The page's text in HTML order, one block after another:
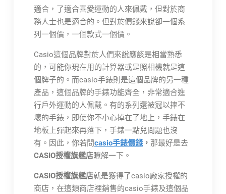
適合，了適合喜愛運動的人來佩戴，但對於商
務人士也是適合的。但對於價錢來說卻一個系
列一個價，一個款式一個價。
Casio這個品牌對於人們來說應該是相當熟悉
的，可能你現在用的計算器或是照相機就是這
個牌子的。而casio手錶則是這個品牌的另一種
產品，這個品牌的手錶功能齊全，非常適合進
行戶外運動的人佩戴。有的系列還被冠以摔不
壞的手錶，即使你不小心掉在了地上，手錶在
地板上彈起來再落下，手錶一點兒問題也沒
有。因此，你若問casio手錶價錢， 那最好是去
CASIO授權旗艦店瞭解一下。
CASIO授權旗艦店就是獲得了casio廠家授權的
商店，在這類商店裡銷售的casio手錶及這個品